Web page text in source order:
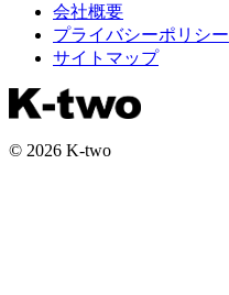
会社概要
プライバシーポリシー
サイトマップ
© 2026 K-two